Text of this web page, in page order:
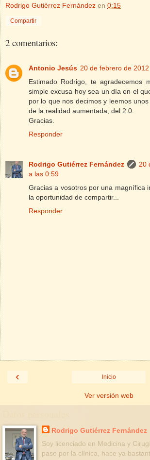
Rodrigo Gutiérrez Fernández en 0:15
Compartir
2 comentarios:
Antonio Jesús 20 de febrero de
Estimado Rodrigo, te agradecemos
simple excusa hoy sea un día en el
por lo que nos decimos y leemos
de la realidad aumentada, del 2.0.
Gracias.
Responder
Rodrigo Gutiérrez Fernández
20
a las 0:59
Gracias a vosotros por una magnífica
la oportunidad de compartir...
Responder
‹ Inicio
Ver versión web
Rodrigo Gutiérrez Fernández
Soy licenciado en Medicina y
paso por la clínica, hace ya